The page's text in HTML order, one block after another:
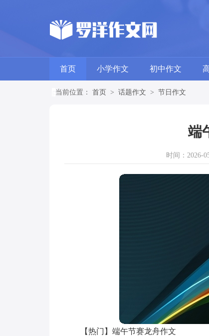
首页 小学作文 初中作文
当前位置： 首页 > 话题作文 > 节日作文
端
时间：2026-
【热门】端午节赛龙舟作文